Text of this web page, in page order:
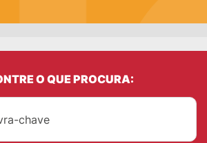
O QUE PROCURA: